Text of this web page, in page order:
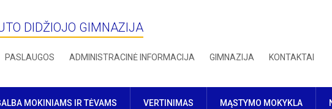
DIDŽIOJO GIMNAZIJA
PASLAUGOS ADMINISTRACINĖ INFORMACIJA GIMNAZIJA KONTAKTAI
MOKINIAMS IR TĖVAMS VERTINIMAS MĄSTYMO MOKYKLA